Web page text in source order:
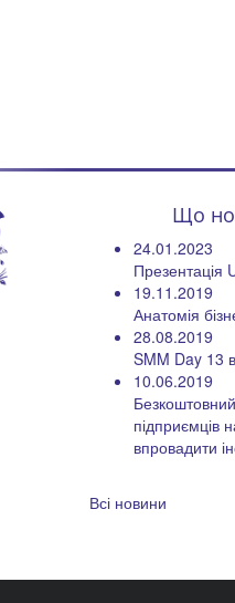
Що
24.01.2023
Презентація
19.11.2019
Анатомія
28.08.2019
SMM Day 13
10.06.2019
підприємців
впровадити
Всі новини